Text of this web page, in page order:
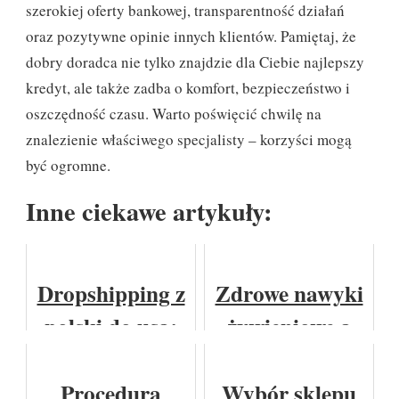
szerokiej oferty bankowej, transparentność działań
oraz pozytywne opinie innych klientów. Pamiętaj, że
dobry doradca nie tylko znajdzie dla Ciebie najlepszy
kredyt, ale także zadba o komfort, bezpieczeństwo i
oszczędność czasu. Warto poświęcić chwilę na
znalezienie właściwego specjalisty – korzyści mogą
być ogromne.
Inne ciekawe artykuły:
Dropshipping z
polski do usa:
Zdrowe nawyki
żywieniowe a
psychiczne